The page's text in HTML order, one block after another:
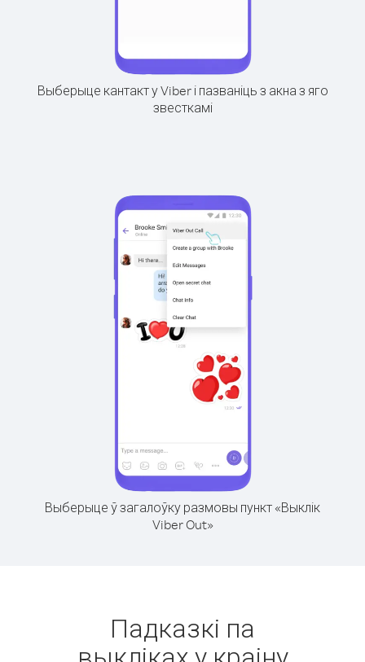
Выберыце кантакт у Viber і пазваніць з акна з яго
звесткамі
Выберыце ў загалоўку размовы пункт «Выклік
Viber Out»
Падказкі па